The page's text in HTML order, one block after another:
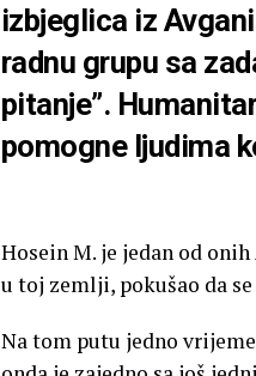
izbjeglica iz
radnu grupu sa
pitanje”.
pomogne ljudima
Hosein M. je jedan od
u toj zemlji, pokušao da
Na tom putu jedno